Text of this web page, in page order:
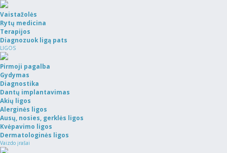
Vaistažolės
Rytų medicina
Terapijos
Diagnozuok ligą pats
LIGOS
Pirmoji pagalba
Gydymas
Diagnostika
Dantų implantavimas
Akių ligos
Alerginės ligos
Ausų, nosies, gerklės ligos
Kvėpavimo ligos
Dermatologinės ligos
Vaizdo įrašai